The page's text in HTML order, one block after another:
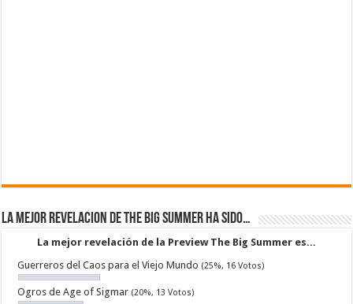
La mejor revelacion de The Big Summer ha sido…
La mejor revelación de la Preview The Big Summer es...
Guerreros del Caos para el Viejo Mundo (25%, 16 Votos)
Ogros de Age of Sigmar (20%, 13 Votos)